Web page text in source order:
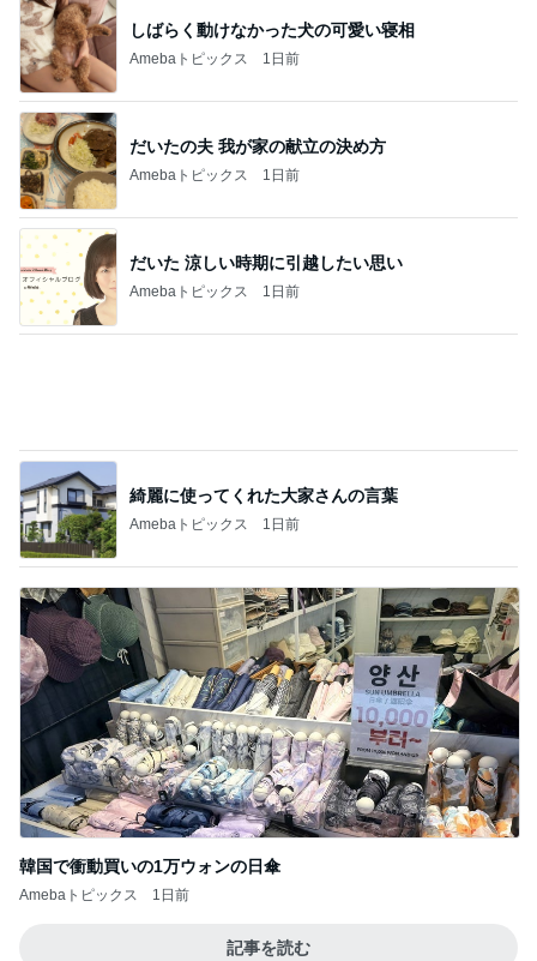
だいたの夫 我が家の献立の決め方
Amebaトピックス 1日前
だいた 涼しい時期に引越したい思い
Amebaトピックス 1日前
韓国で衝動買いの1万ウォンの日傘
Amebaトピックス 1日前
記事を読む
Amebaトピックス 1日前